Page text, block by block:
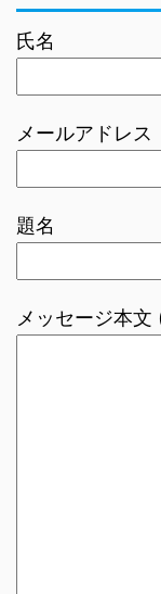
氏名
メールアドレス
題名
メッセージ本文